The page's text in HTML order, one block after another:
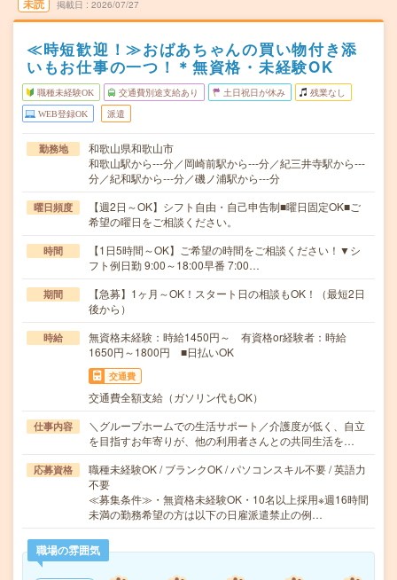
未読 掲載日 2026/07/27
≪時短歓迎！≫おばあちゃんの買い物付き添
いもお仕事の一つ！＊無資格・未経験OK
職種未経験OK 交通費別途支給あり 土日祝日が休み 残業なし
WEB登録OK 派遣
勤務地
和歌山県和歌山市
和歌山駅から---分／岡崎前駅から---分／紀三井寺駅から---
分／紀和駅から---分／磯ノ浦駅から---分
曜日頻度
【週2日～OK】シフト自由・自己申告制■曜日固定OK■ご
希望の曜日をご相談ください。
時間
【1日5時間～OK】ご希望の時間をご相談ください！▼シ
フト例日勤 9:00～18:00早番 7:00…
期間
【急募】1ヶ月～OK！スタート日の相談もOK！（最短2日
後から）
時給
無資格未経験：時給1450円～ 有資格or経験者：時給
1650円～1800円 ■日払いOK
交通費
交通費全額支給（ガソリン代もOK）
仕事内容
＼グループホームでの生活サポート／介護度が低く、自立
を目指すお年寄りが、他の利用者さんとの共同生活を…
応募資格
職種未経験OK / ブランクOK / パソコンスキル不要 / 英語力
不要
≪募集条件≫・無資格未経験OK・10名以上採用※週16時間
未満の勤務希望の方は以下の日雇派遣禁止の例…
職場の雰囲気